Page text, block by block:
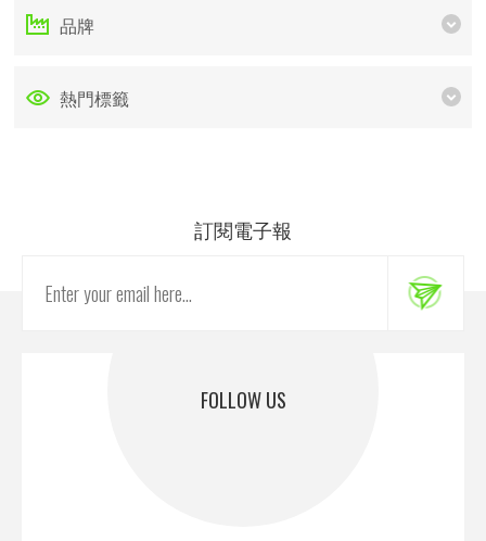
品牌
熱門標籤
訂閱電子報
FOLLOW US